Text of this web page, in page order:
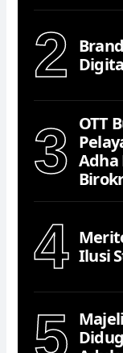
2
3
OTT
Adha
4
Ilusi
5